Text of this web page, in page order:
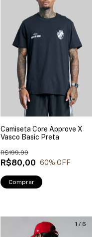
Camiseta Core Approve X
Vasco Basic Preta
R$80,00
R$199,99
60% OFF
Comprar
1 / 6